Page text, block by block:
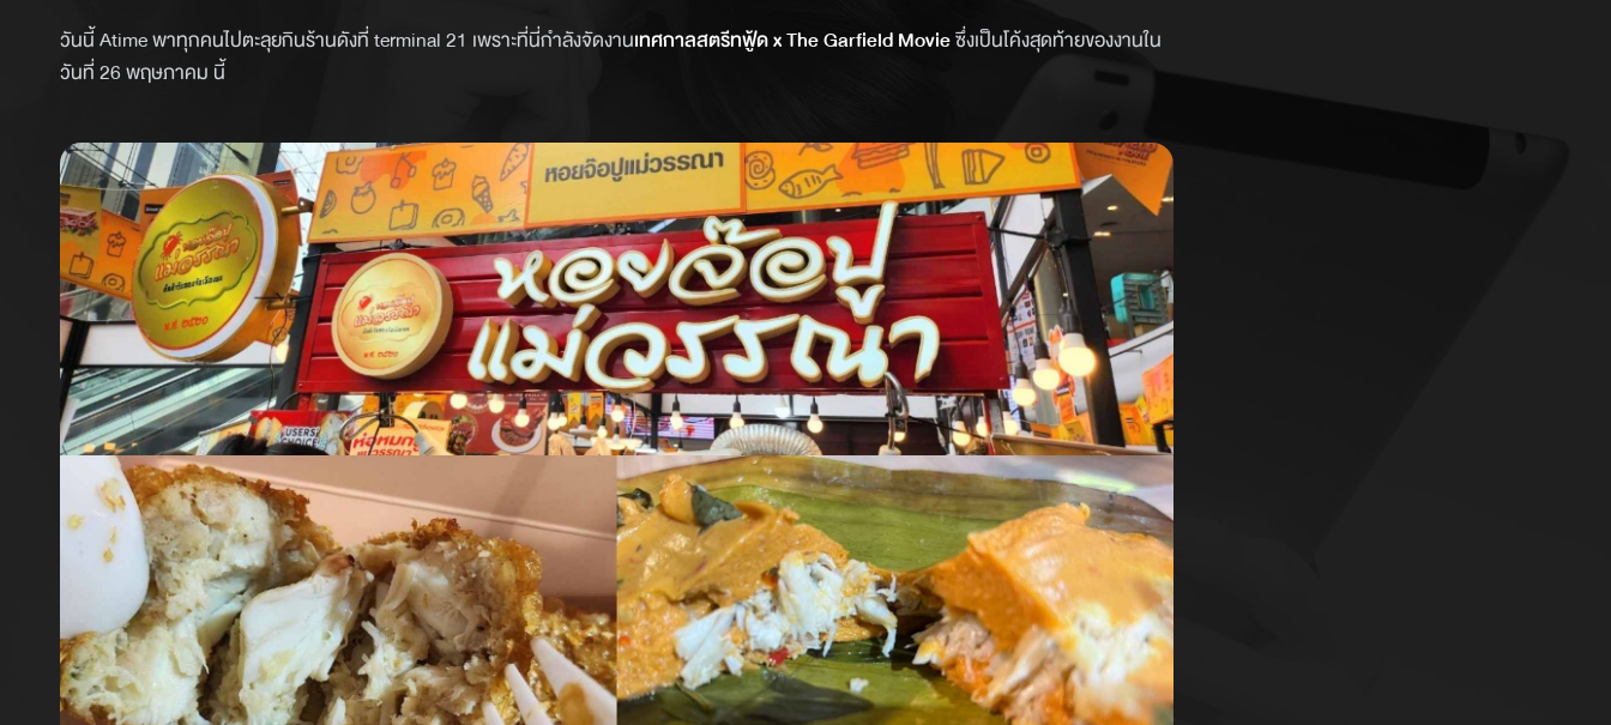
วันนี้ Atime พาทุกคนไปตะลุยกินร้านดังที่ terminal 21 เพราะที่นี่กำลังจัดงานเทศกาลสตรีทฟู้ด x The Garfield Movieซึ่งเป็นโค้งสุดท้ายของงานใน
วันที่ 26 พฤษภาคม นี้